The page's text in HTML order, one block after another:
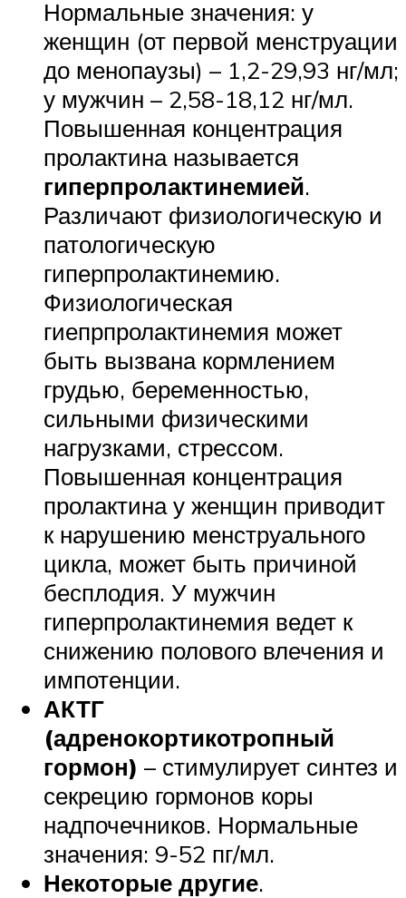
Нормальные значения: у
женщин (от первой менструации
до менопаузы) – 1,2-29,93 нг/мл;
у мужчин – 2,58-18,12 нг/мл.
Повышенная концентрация
пролактина называется
гиперпролактинемией.
Различают физиологическую и
патологическую
гиперпролактинемию.
Физиологическая
гиепрпролактинемия может
быть вызвана кормлением
грудью, беременностью,
сильными физическими
нагрузками, стрессом.
Повышенная концентрация
пролактина у женщин приводит
к нарушению менструального
цикла, может быть причиной
бесплодия. У мужчин
гиперпролактинемия ведет к
снижению полового влечения и
импотенции.
АКТГ
(адренокортикотропный
гормон) – стимулирует синтез и
секрецию гормонов коры
надпочечников. Нормальные
значения: 9-52 пг/мл.
Некоторые другие.